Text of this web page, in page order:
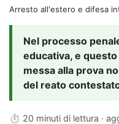
Arresto all'estero e difesa
Nel processo
educativa, e
messa alla prova
del reato
⏱ 20 minuti di lettura ·